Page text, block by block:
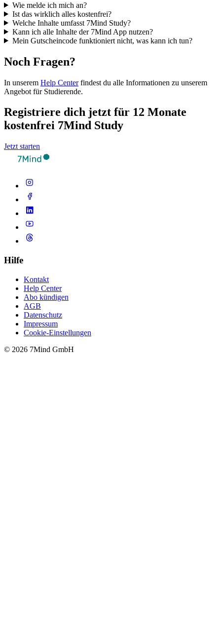
Wie melde ich mich an?
Ist das wirklich alles kostenfrei?
Welche Inhalte umfasst 7Mind Study?
Kann ich alle Inhalte der 7Mind App nutzen?
Mein Gutscheincode funktioniert nicht, was kann ich tun?
Noch Fragen?
In unserem Help Centerfindest du alle Informationen zu unserem
Angebot für Studierende.
Registriere dich jetzt für 12 Monate
kostenfrei 7Mind Study
Jetzt starten
Hilfe
Kontakt
Help Center
Abo kündigen
AGB
Datenschutz
Impressum
Cookie-Einstellungen
© 2026 7Mind GmbH